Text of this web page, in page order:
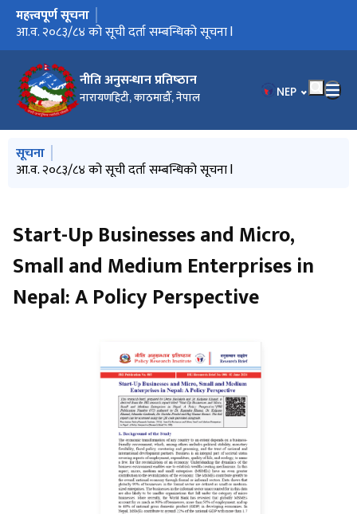
नीति अनुसन्धान प्रतिष्‍ठान
नारायणहिटी, काठमाडौँ, नेपाल भाषा चयन गर्नुहोस्
NEP
मुख्य नेभिगेसनमा जानुहोस्
महत्त्वपूर्ण सूचना
आ.व. २०८३/८४ को सूची दर्ता सम्बन्धिको सूचना l
मुख्य नेभिगेसनमा जानुहोस्
सूचना
आ.व. २०८३/८४ को सूची दर्ता सम्बन्धिको सूचना l
Start-Up Businesses and Micro,
Small and Medium Enterprises in
Nepal: A Policy Perspective